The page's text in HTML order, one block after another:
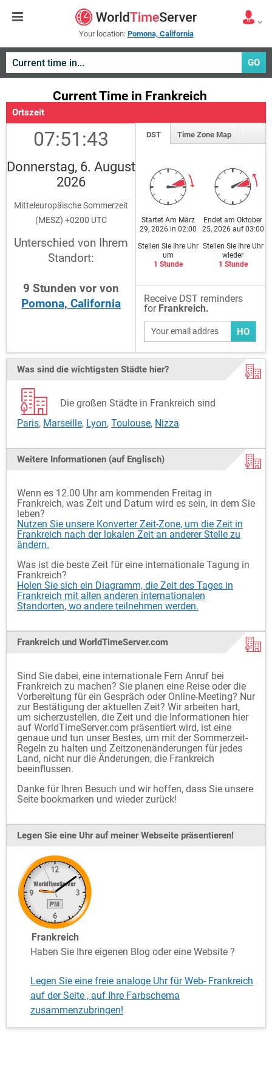
Your location: Pomona, California
GO
Current Time in Frankreich
Ortszeit
07:51:43
Donnerstag, 6. August
2026
Mitteleuropäische Sommerzeit
(MESZ) +0200 UTC
Unterschied von Ihrem
Standort:
9 Stunden vor von
Pomona, California
DST Time Zone Map
Startet Am März
29, 2026 in 02:00
Stellen Sie Ihre Uhr
um
1 Stunde
Endet am Oktober
25, 2026 auf 03:00
Stellen Sie Ihre Uhr
wieder
1 Stunde
Receive DST reminders
for Frankreich.
HO
Was sind die wichtigsten Städte hier?
Die großen Städte in Frankreich sind
Paris, Marseille, Lyon, Toulouse, Nizza
Weitere Informationen (auf Englisch)
Wenn es 12.00 Uhr am kommenden Freitag in
Frankreich, was Zeit und Datum wird es sein, in dem Sie
leben?
Nutzen Sie unsere Konverter Zeit-Zone, um die Zeit in
Frankreich nach der lokalen Zeit an anderer Stelle zu
ändern.
Was ist die beste Zeit für eine internationale Tagung in
Frankreich?
Holen Sie sich ein Diagramm, die Zeit des Tages in
Frankreich mit allen anderen internationalen
Standorten, wo andere teilnehmen werden.
Frankreich und WorldTimeServer.com
Sind Sie dabei, eine internationale Fern Anruf bei
Frankreich zu machen? Sie planen eine Reise oder die
Vorbereitung für ein Gespräch oder Online-Meeting? Nur
zur Bestätigung der aktuellen Zeit? Wir arbeiten hart,
um sicherzustellen, die Zeit und die Informationen hier
auf WorldTimeServer.com präsentiert wird, ist eine
genaue und tun unser Bestes, um mit der Sommerzeit-
Regeln zu halten und Zeitzonenänderungen für jedes
Land, nicht nur die Änderungen, die Frankreich
beeinflussen.
Danke für Ihren Besuch und wir hoffen, dass Sie unsere
Seite bookmarken und wieder zurück!
Legen Sie eine Uhr auf meiner Webseite präsentieren!
Frankreich
Haben Sie Ihre eigenen Blog oder eine Website ?
Legen Sie eine freie analoge Uhr für Web- Frankreich
auf der Seite , auf Ihre Farbschema
zusammenzubringen!